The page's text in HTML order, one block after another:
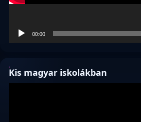
00:00
Kis magyar iskolákban